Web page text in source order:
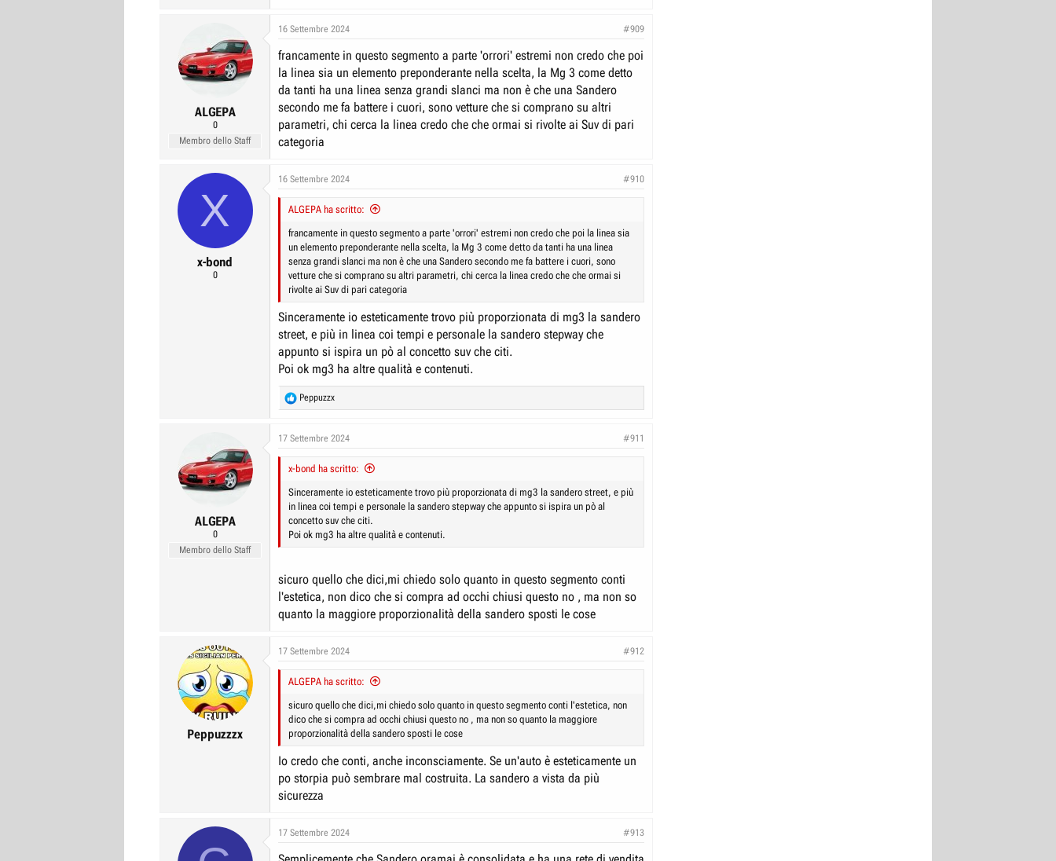
ALGEPA
0
Membro dello Staff
16 Settembre 2024 #909
francamente in questo segmento a parte 'orrori' estremi non credo che poi
la linea sia un elemento preponderante nella scelta, la Mg 3 come detto
da tanti ha una linea senza grandi slanci ma non è che una Sandero
secondo me fa battere i cuori, sono vetture che si comprano su altri
parametri, chi cerca la linea credo che che ormai si rivolte ai Suv di pari
categoria
X
x-bond
0
16 Settembre 2024 #910
ALGEPA ha scritto:
francamente in questo segmento a parte 'orrori' estremi non credo che poi la linea sia
un elemento preponderante nella scelta, la Mg 3 come detto da tanti ha una linea
senza grandi slanci ma non è che una Sandero secondo me fa battere i cuori, sono
vetture che si comprano su altri parametri, chi cerca la linea credo che che ormai si
rivolte ai Suv di pari categoria
Sinceramente io esteticamente trovo più proporzionata di mg3 la sandero
street, e più in linea coi tempi e personale la sandero stepway che
appunto si ispira un pò al concetto suv che citi.
Poi ok mg3 ha altre qualità e contenuti.
R
e
c
n
s
:
Peppuzzx
ALGEPA
0
Membro dello Staff
17 Settembre 2024 #911
x-bond ha scritto:
Sinceramente io esteticamente trovo più proporzionata di mg3 la sandero street, e più
in linea coi tempi e personale la sandero stepway che appunto si ispira un pò al
concetto suv che citi.
Poi ok mg3 ha altre qualità e contenuti.
sicuro quello che dici,mi chiedo solo quanto in questo segmento conti
l'estetica, non dico che si compra ad occhi chiusi questo no , ma non so
quanto la maggiore proporzionalità della sandero sposti le cose
Peppuzzzx
17 Settembre 2024 #912
ALGEPA ha scritto:
sicuro quello che dici,mi chiedo solo quanto in questo segmento conti l'estetica, non
dico che si compra ad occhi chiusi questo no , ma non so quanto la maggiore
proporzionalità della sandero sposti le cose
Io credo che conti, anche inconsciamente. Se un'auto è esteticamente un
po storpia può sembrare mal costruita. La sandero a vista da più
sicurezza
17 Settembre 2024 #913